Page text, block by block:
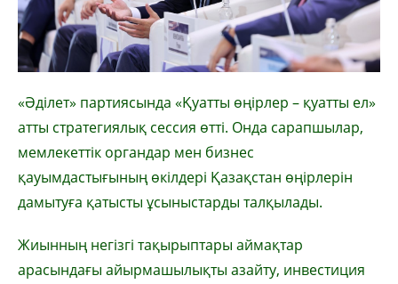
«Әділет» партиясында «Қуатты өңірлер – қуатты ел»
атты стратегиялық сессия өтті. Онда сарапшылар,
мемлекеттік органдар мен бизнес
қауымдастығының өкілдері Қазақстан өңірлерін
дамытуға қатысты ұсыныстарды талқылады.
Жиынның негізгі тақырыптары аймақтар
арасындағы айырмашылықты азайту, инвестиция